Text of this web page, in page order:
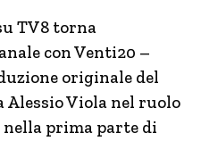
TV8 torna
con Venti20 –
originale del
Viola nel ruolo
prima parte di